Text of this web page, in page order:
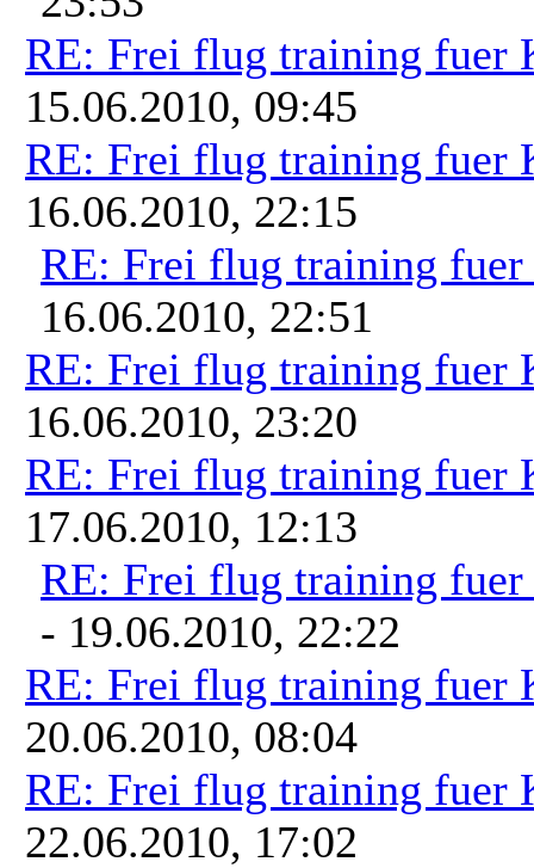
RE: Frei flug training fuer
15.06.2010, 09:45
RE: Frei flug training fuer
16.06.2010, 22:15
RE: Frei flug training fuer
16.06.2010, 22:51
RE: Frei flug training fuer
16.06.2010, 23:20
RE: Frei flug training fuer
17.06.2010, 12:13
RE: Frei flug training fuer
- 19.06.2010, 22:22
RE: Frei flug training fuer
20.06.2010, 08:04
RE: Frei flug training fuer
22.06.2010, 17:02